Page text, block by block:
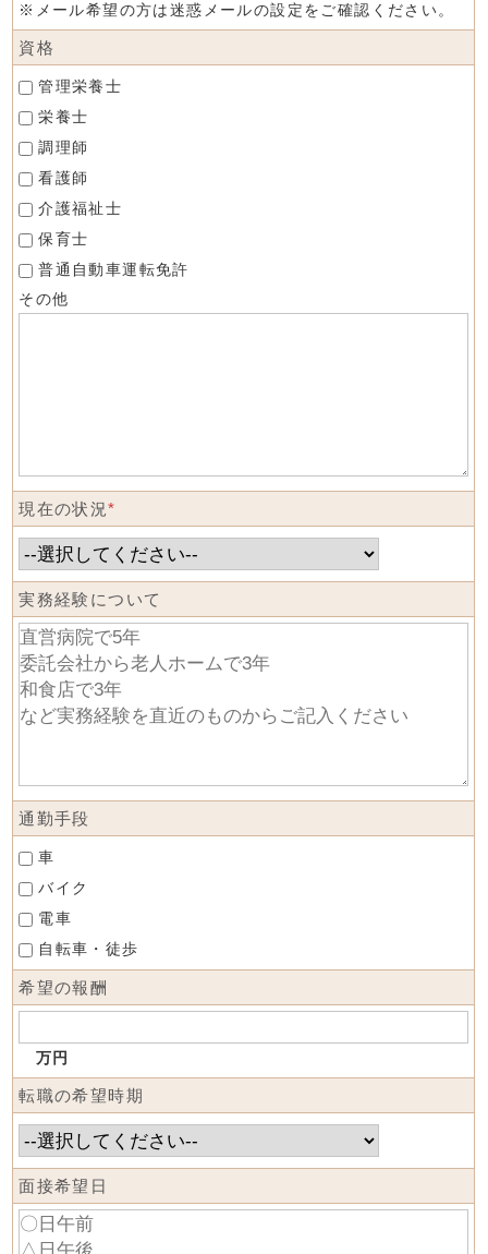
※メール希望の方は迷惑メールの設定をご確認ください。
資格
管理栄養士
栄養士
調理師
看護師
介護福祉士
保育士
普通自動車運転免許
その他
現在の状況*
実務経験について
通勤手段
車
バイク
電車
自転車・徒歩
希望の報酬
万円
転職の希望時期
面接希望日